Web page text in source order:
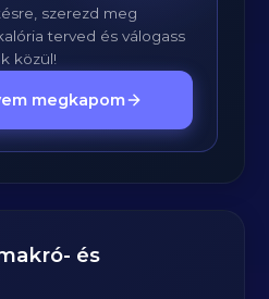
szerezd meg
terved és válogass
közül!
megkapom
és